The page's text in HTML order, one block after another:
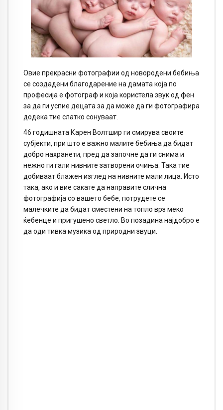
Овие прекрасни фотографии од новородени бебиња
се создадени благодарение на дамата која по
професија е фотограф и која користела звук од фен
за да ги успие децата за да може да ги фотографира
додека тие слатко сонуваат.
46 годишната Карен Волтшир ги смирува своите
субјекти, при што е важно малите бебиња да бидат
добро нахранети, пред да започне да ги снима и
нежно ги гали нивните затворени очиња. Така тие
добиваат блажен изглед на нивните мали лица. Исто
така, ако и вие сакате да направите слична
фотографија со вашето бебе, потрудете се
малечките да бидат сместени на топло врз меко
ќебенце и пригушено светло. Во позадина најдобро е
да оди тивка музика од природни звуци.